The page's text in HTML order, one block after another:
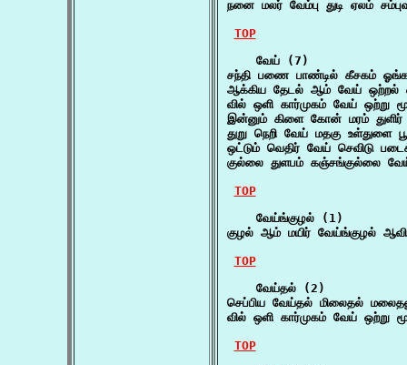
நனை மலர் வேம்பு துடி ஏலம்
TOP
    வேய் (7)
சந்தி பணை பாண்டில் கீசகம்
ஆக்கிய தேடல் ஆம் வேய் ஒற்றல்
வில் ஒளி கார்முகம் வேய்
இன்னும் கிளை கோன் மரம்
துறு நெறி வேய் மதகு உள்துளை
ஒட்டும் வெதிர் வேய் செவிடு
குல்லை துளபம்
TOP
    வேய்ங்குழல் (1)
குழல் ஆம் மயிர் வேய்ங்குழல்
TOP
    வேய்தல் (2)
செப்பிய வேய்தல் மிலைதல்
வில் ஒளி கார்முகம் வேய்
TOP